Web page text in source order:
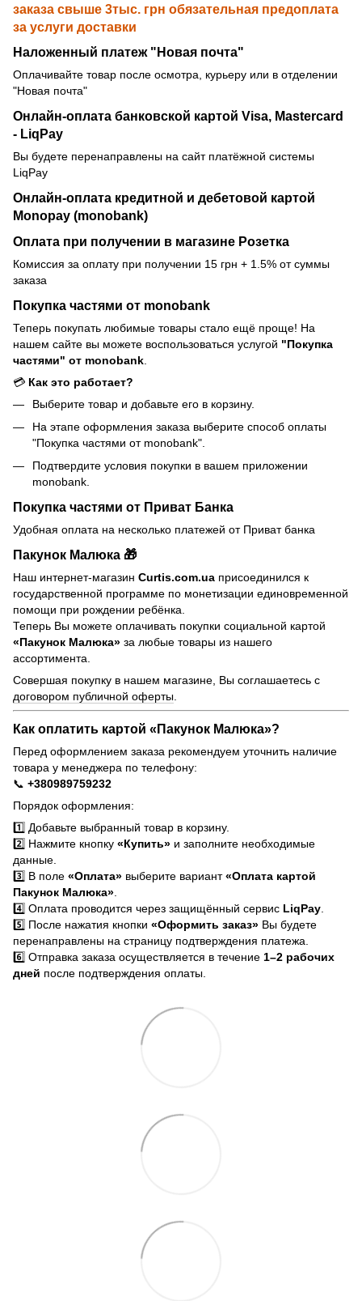
заказа свыше 3тыс. грн обязательная предоплата
за услуги доставки
Наложенный платеж "Новая почта"
Оплачивайте товар после осмотра, курьеру или в отделении
"Новая почта"
Онлайн-оплата банковской картой Visa, Mastercard
- LiqPay
Вы будете перенаправлены на сайт платёжной системы
LiqPay
Онлайн-оплата кредитной и дебетовой картой
Monopay (monobank)
Оплата при получении в магазине Розетка
Комиссия за оплату при получении 15 грн + 1.5% от суммы
заказа
Покупка частями от monobank
Теперь покупать любимые товары стало ещё проще! На
нашем сайте вы можете воспользоваться услугой "Покупка
частями" от monobank
💳 Как это работает?
Выберите товар и добавьте его в корзину.
На этапе оформления заказа выберите способ оплаты
"Покупка частями от monobank".
Подтвердите условия покупки в вашем приложении
monobank.
Покупка частями от Приват Банка
Удобная оплата на несколько платежей от Приват банка
Пакунок Малюка 🎁
Наш интернет-магазин Curtis.com.ua присоединился к
государственной программе по монетизации единовременной
помощи при рождении ребёнка.
Теперь Вы можете оплачивать покупки социальной картой
«Пакунок Малюка» за любые товары из нашего
ассортимента.
Совершая покупку в нашем магазине, Вы соглашаетесь с
договором публичной оферты
Как оплатить картой «Пакунок Малюка»?
Перед оформлением заказа рекомендуем уточнить наличие
товара у менеджера по телефону:
📞 +380989759232
Порядок оформления:
1️⃣ Добавьте выбранный товар в корзину.
2️⃣ Нажмите кнопку «Купить» и заполните необходимые
данные.
3️⃣ В поле «Оплата» выберите вариант«Оплата картой
Пакунок Малюка»
4️⃣ Оплата проводится через защищённый сервис LiqPay
5️⃣ После нажатия кнопки «Оформить заказ» Вы будете
перенаправлены на страницу подтверждения платежа.
6️⃣ Отправка заказа осуществляется в течение 1–2 рабочих
дней после подтверждения оплаты.